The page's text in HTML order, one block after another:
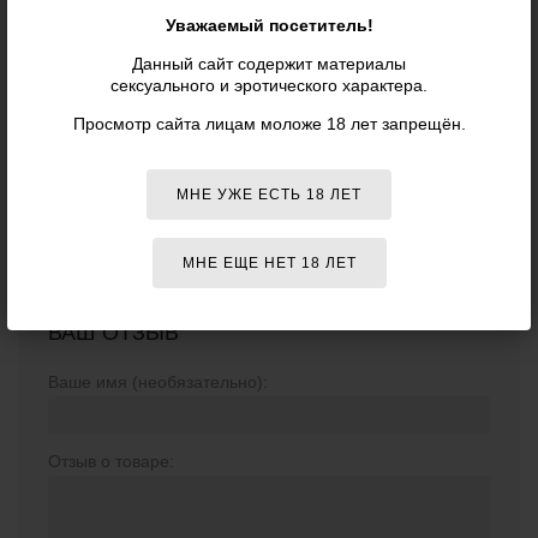
Уважаемый посетитель!
Данный сайт содержит материалы
сексуального и эротического характера.
Просмотр сайта лицам моложе 18 лет запрещён.
МНЕ УЖЕ ЕСТЬ 18 ЛЕТ
МНЕ ЕЩЕ НЕТ 18 ЛЕТ
ОТЗЫВЫ О ТОВАРЕ«ФИОЛЕТОВЫЙ
ВИБРАТОР-КРОЛИК FANTASY - 22,25
СМ., ФИОЛЕТОВЫЙ - CALIFORNIA
EXOTIC NOVELTIES»
Отзывов о данном товаре пока нет. Оставьте первый!
ВАШ ОТЗЫВ
Ваше имя (необязательно):
Отзыв о товаре: